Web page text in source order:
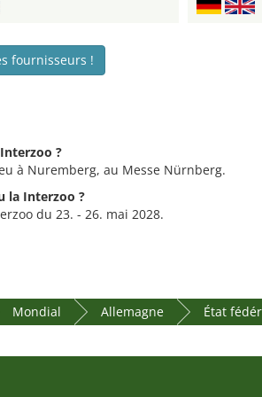
fournisseurs !
?
à Nuremberg, au Messe Nürnberg.
la Interzoo ?
du 23. - 26. mai 2028.
Mondial Allemagne État